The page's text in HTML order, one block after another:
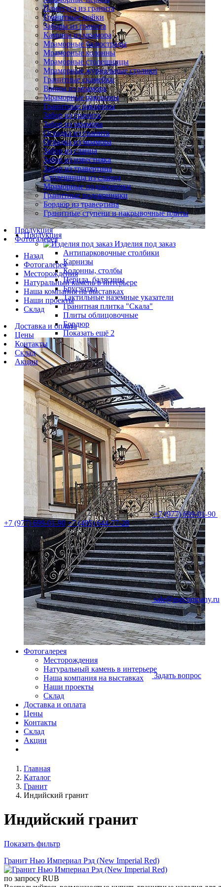
Продукция
Изделия под заказ
Антипарковочные столбики
Карнизы
Колонны, столбы
Перила, балясины
Брусчатка
Тактильные наземные указатели
Гранитная плитка "Скала"
Плиты облицовочные
Бордюр
Показать ещё 2
Фотогалерея
Месторождения
Натуральный камень в интерьере
Наша компания на выставках
Наши проекты
Склад
Доставка и оплата
Цены
Контакты
Склад
Акции
Плинтуса из гранита
Гранитные мойки
Заборы из гранита
Камины из мрамора
Мраморные балюстрады
Мраморные колонны
Мраморные столешницы
Мраморные журнальные столики
Гранитные скамейки
Ванны из мрамора
Мраморные раковины
Гранитные раковины
Забор из гранита
Забор из мрамора
Оградка из гранита
Оградка из мрамора
Забор из сланца
Забор из известняка
Забор из травертина
Столешница из сланца
Мраморные подоконники
Гранитные подоконники
Бордюр из травертина
Гранитные ступени и накрывочные плиты
Продукция
Фотогалерея
Назад
Фотогалерея
Месторождения
Натуральный камень в интерьере
Наша компания на выставках
Наши проекты
Склад
Доставка и оплата
Цены
Контакты
Склад
Акции
+7 (977) 699-01-90
+7 (977) 699-01-90 +7 (495) 644-77-28
sale@mgcompany.ru
Задать вопрос
Главная
Каталог
Гранит
Индийский гранит
Индийский гранит
Показать фильтр
Гранит Нью Империал Рэд (New Imperial Red)
по запросу RUB